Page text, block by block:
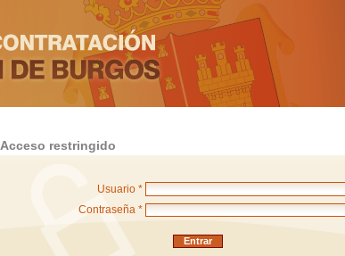
Acceso restringido
Usuario *
Contraseña *